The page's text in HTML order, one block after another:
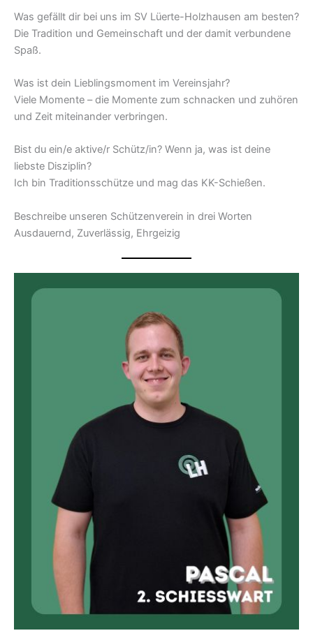
Was gefällt dir bei uns im SV Lüerte-Holzhausen am besten?
Die Tradition und Gemeinschaft und der damit verbundene
Spaß.
Was ist dein Lieblingsmoment im Vereinsjahr?
Viele Momente – die Momente zum schnacken und zuhören
und Zeit miteinander verbringen.
Bist du ein/e aktive/r Schütz/in? Wenn ja, was ist deine
liebste Disziplin?
Ich bin Traditionsschütze und mag das KK-Schießen.
Beschreibe unseren Schützenverein in drei Worten
Ausdauernd, Zuverlässig, Ehrgeizig